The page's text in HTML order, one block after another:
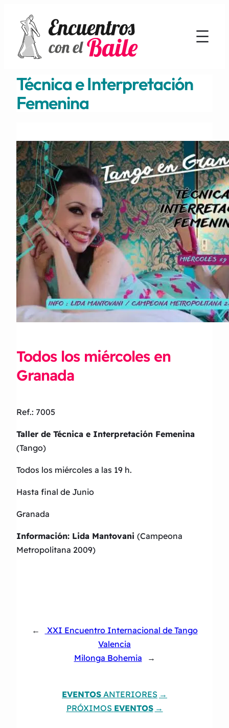
Técnica e Interpretación
Femenina
Todos los miércoles en
Granada
Ref.: 7005
Taller de Técnica e Interpretación Femenina
(Tango)
Todos los miércoles a las 19 h.
Hasta final de Junio
Granada
Información: Lida Mantovani (Campeona
Metropolitana 2009)
←
XXI Encuentro Internacional de Tango
Valencia
Milonga Bohemia
→
EVENTOS ANTERIORES
PRÓXIMOS EVENTOS